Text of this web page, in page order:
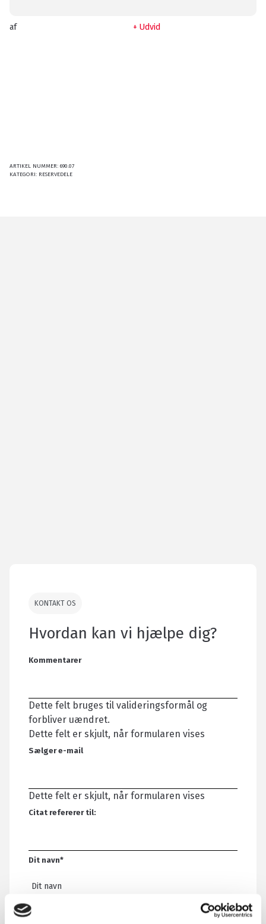
af Udvid
ARTIKEL NUMMER: 690.07
KATEGORI: RESERVEDELE
KONTAKT OS
Hvordan kan vi hjælpe dig?
Kommentarer
Dette felt bruges til valideringsformål og
forbliver uændret.
Dette felt er skjult, når formularen vises
Sælger e-mail
Dette felt er skjult, når formularen vises
Citat refererer til:
Dit navn*
E-mail